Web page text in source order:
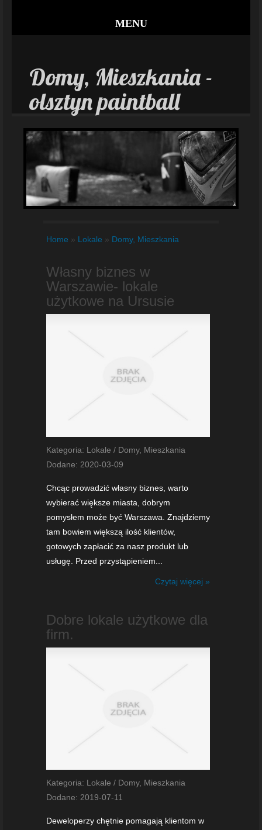
MENU
Domy, Mieszkania -
olsztyn paintball
Home » Lokale » Domy, Mieszkania
Własny biznes w
Warszawie- lokale
użytkowe na Ursusie
Kategoria: Lokale / Domy, Mieszkania
Dodane: 2020-03-09
Chcąc prowadzić własny biznes, warto
wybierać większe miasta, dobrym
pomysłem może być Warszawa. Znajdziemy
tam bowiem większą ilość klientów,
gotowych zapłacić za nasz produkt lub
usługę. Przed przystąpieniem...
Czytaj więcej »
Dobre lokale użytkowe dla
firm.
Kategoria: Lokale / Domy, Mieszkania
Dodane: 2019-07-11
Deweloperzy chętnie pomagają klientom w